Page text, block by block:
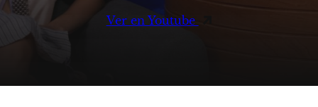
Ver en Youtube